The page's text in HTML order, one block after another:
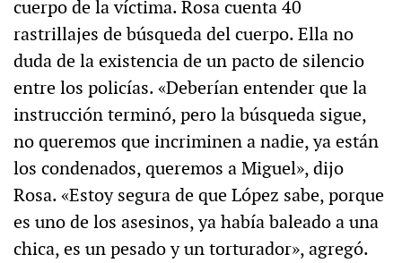
cuerpo de la víctima. Rosa cuenta 40
rastrillajes de búsqueda del cuerpo. Ella no
duda de la existencia de un pacto de silencio
entre los policías. «Deberían entender que la
instrucción terminó, pero la búsqueda sigue,
no queremos que incriminen a nadie, ya están
los condenados, queremos a Miguel», dijo
Rosa. «Estoy segura de que López sabe, porque
es uno de los asesinos, ya había baleado a una
chica, es un pesado y un torturador», agregó.